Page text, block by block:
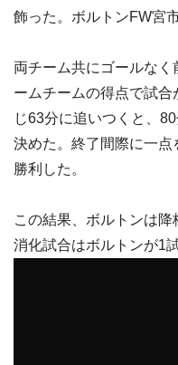
飾った。ボルトンFW宮
両チーム共にゴールな
ームチームの得点で試
じ63分に追いつくと、
決めた。終了間際に一
勝利した。
この結果、ボルトンは降
消化試合はボルトンが1